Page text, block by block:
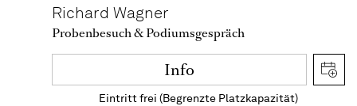
Richard Wagner
Probenbesuch & Podiumsgespräch
Info
Eintritt frei (Begrenzte Platzkapazität)